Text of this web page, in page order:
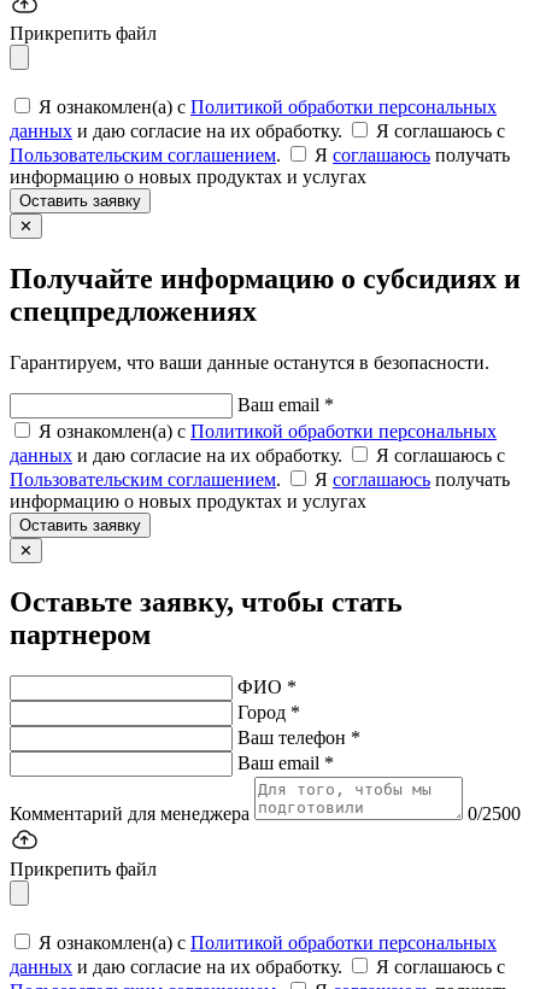
Прикрепить файл
Я ознакомлен(а) с Политикой обработки персональных
данных и даю согласие на их обработку.
Я соглашаюсь c
Пользовательским соглашением. Я соглашаюсь получать
информацию о новых продуктах и услугах
Оставить заявку
✕
Получайте информацию о субсидиях и
спецпредложениях
Гарантируем, что ваши данные останутся в безопасности.
Ваш email *
Я ознакомлен(а) с Политикой обработки персональных
данных и даю согласие на их обработку.
Я соглашаюсь c
Пользовательским соглашением. Я соглашаюсь получать
информацию о новых продуктах и услугах
Оставить заявку
✕
Оставьте заявку, чтобы стать
партнером
ФИО *
Город *
Ваш телефон *
Ваш email *
Комментарий для менеджера 0/2500
Прикрепить файл
Я ознакомлен(а) с Политикой обработки персональных
данных и даю согласие на их обработку.
Я соглашаюсь c